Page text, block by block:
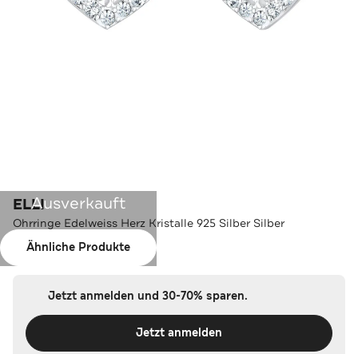
Ausverkauft
Ähnliche Produkte
ELLI
Ohrringe Edelweiss Herz Kristalle 925 Silber Silber
Farbe:Silber
Jetzt anmelden und 30-70% sparen.
Jetzt anmelden